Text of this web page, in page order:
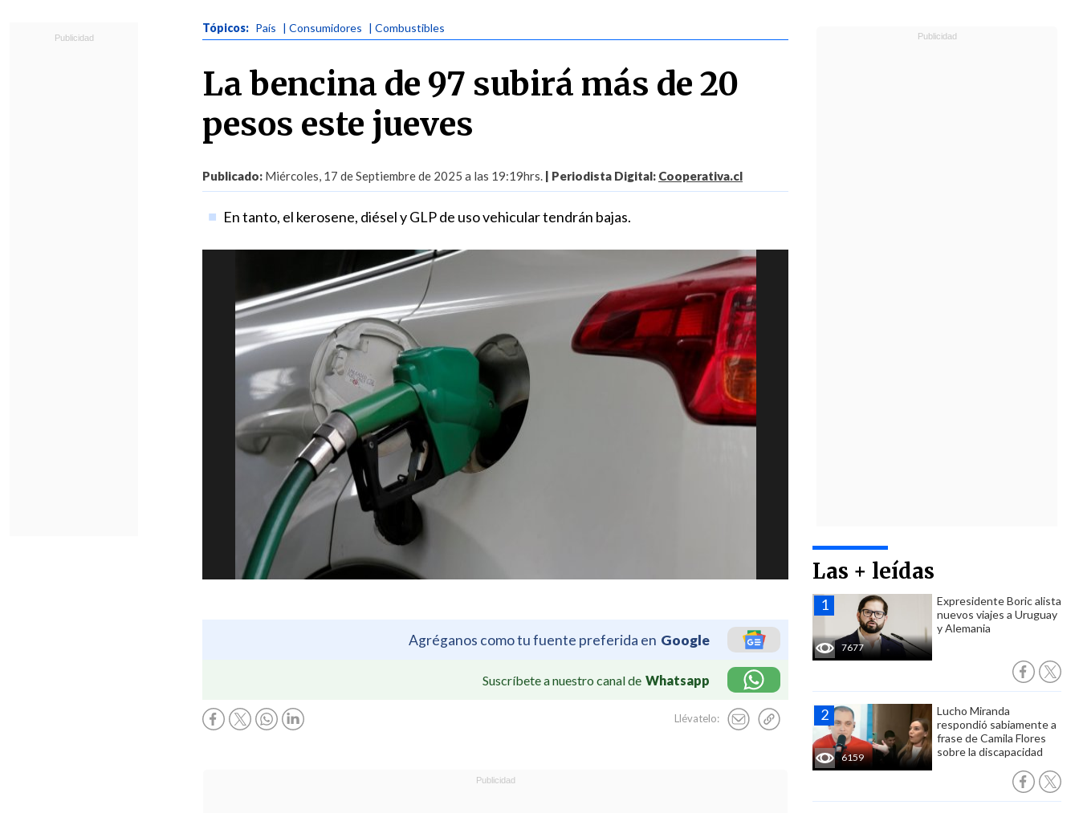
Tópicos: País | Consumidores | Combustibles
La bencina de 97 subirá más de 20
pesos este jueves
Publicado: Miércoles, 17 de Septiembre de 2025 a las 19:19hrs. | Periodista Digital: Cooperativa.cl
En tanto, el kerosene, diésel y GLP de uso vehicular tendrán bajas.
Agréganos como tu fuente preferida en Google
Suscríbete a nuestro canal de Whatsapp
Llévatelo:
Las + leídas
7677
Expresidente Boric alista
nuevos viajes a Uruguay
y Alemania
6159
Lucho Miranda
respondió sabiamente a
frase de Camila Flores
sobre la discapacidad